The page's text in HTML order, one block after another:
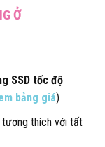
Ở
SSD tốc độ
bảng giá)
thích với tất